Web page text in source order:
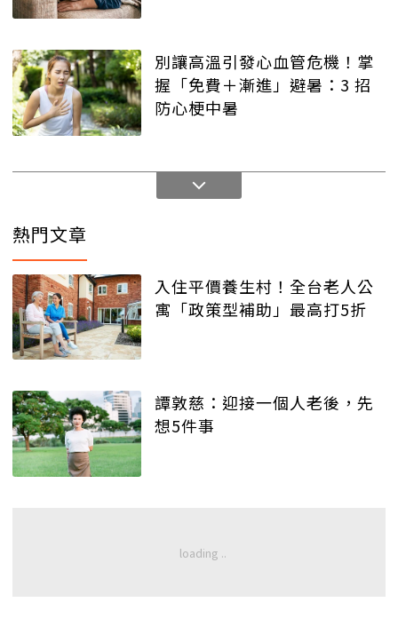
別讓高溫引發心血管危機！掌
握「免費＋漸進」避暑：3 招
防心梗中暑
熱門文章
入住平價養生村！全台老人公
寓「政策型補助」最高打5折
譚敦慈：迎接一個人老後，先
想5件事